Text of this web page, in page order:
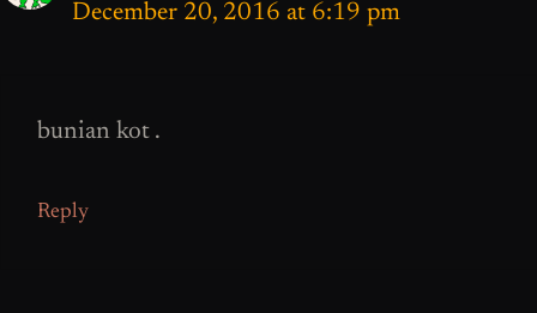
December 20, 2016 at 6:19 pm
bunian kot .
Reply